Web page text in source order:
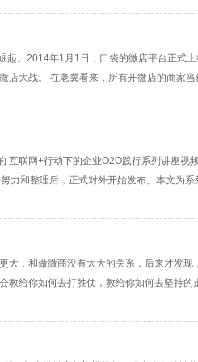
起。2014年1月1日，口袋的微店平台正式
店大战。 在老冀看来，所有开微店的商家
互联网+行动下的企业O2O践行系列讲座视
力和整理后，正式对外开始发布。本文为
大，和做微商没有太大的关系，后来才发现
教给你如何去打胜仗，教给你如何去坚持的